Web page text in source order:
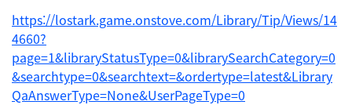
https://lostark.game.onstove.com/Library/Tip/Views/14
4660?
page=1&libraryStatusType=0&librarySearchCategory=0
&searchtype=0&searchtext=&ordertype=latest&Library
QaAnswerType=None&UserPageType=0